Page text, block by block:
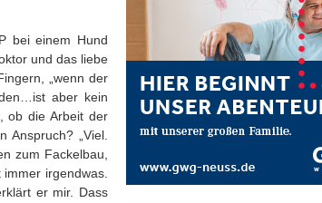
bei einem Hund
und das liebe
„wenn der
aber kein
ob die Arbeit der
„Viel.
zum Fackelbau,
irgendwas.
er mir. Dass